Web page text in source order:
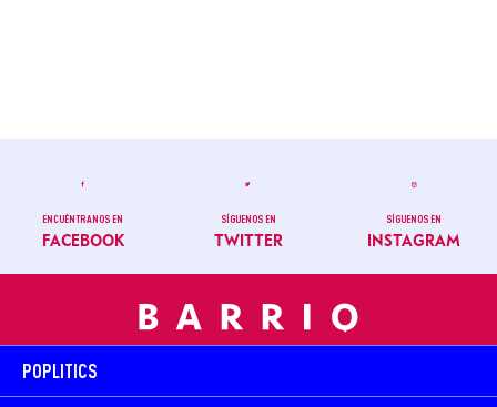
ENCUÉNTRANOS EN
FACEBOOK
SÍGUENOS EN
TWITTER
SÍGUENOS EN
INSTAGRAM
POPLITICS